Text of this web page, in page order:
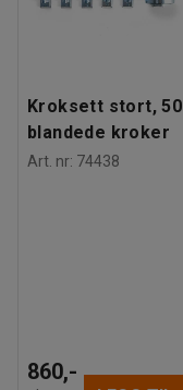
Vekt
80,01
Kroksett stort, 50
blandede kroker
Art. nr: 74438
860,-